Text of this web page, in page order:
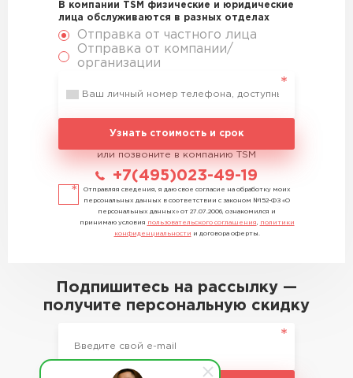
В компании TSM физические и юридические
лица обслуживаются в разных отделах
Отправка от частного лица
Отправка от компании/
организации
Узнать стоимость и срок
или позвоните в компанию TSM
+7(495)023-49-19
Отправляя сведения, я даю свое согласие на обработку моих
персональных данных в соответствии с законом №152-ФЗ «О
персональных данных» от 27.07.2006, ознакомился и
принимаю условия пользовательского соглашения
политики
конфиденциальности и договора оферты.
Подпишитесь на рассылку —
получите персональную скидку